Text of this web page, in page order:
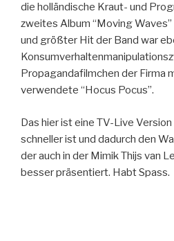
die holländische Kraut- und
zweites Album “Moving
und größter Hit der Band war
Propagandafilmchen der Firma
verwendete “Hocus Pocus”.
Das hier ist eine TV-Live
schneller ist und dadurch den
der auch in der Mimik Thijs van
besser präsentiert. Habt Spass.